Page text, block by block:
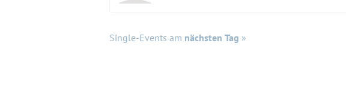
Single-Events am nächsten Tag »